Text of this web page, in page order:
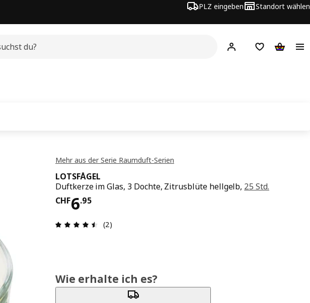
PLZ eingeben Standort wählen
Hej! Logge dich ein
Einkaufsliste
Mehr aus der Serie Raumduft-Serien
LOTSFÅGEL
Duftkerze im Glas, 3 Dochte, Zitrusblüte hellgelb, 25 Std.
CHF6.95
Preis CHF 6.95
Bewertung: 4.5 von 5 Sterne Anzahl der Bewertungen: 2
(2)
Wie erhalte ich es?